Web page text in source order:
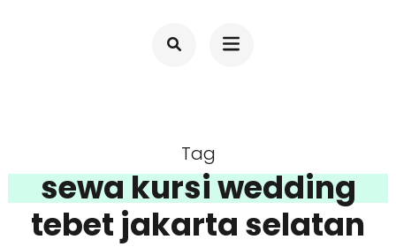
Tag
sewa kursi wedding
tebet jakarta selatan